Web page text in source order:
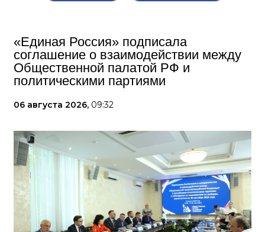
«Единая Россия» подписала
соглашение о взаимодействии между
Общественной палатой РФ и
политическими партиями
06 августа 2026, 09:32